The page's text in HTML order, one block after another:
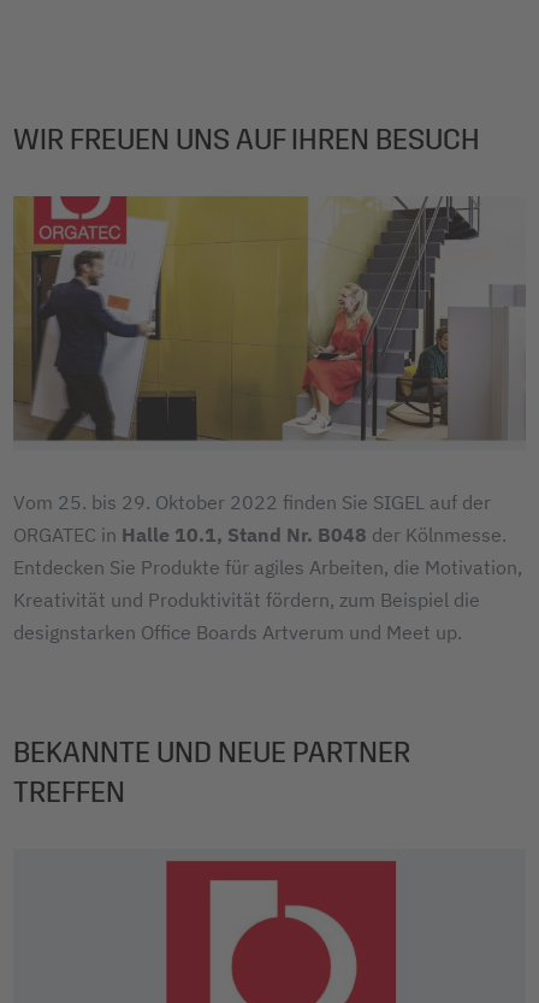
WIR FREUEN UNS AUF IHREN BESUCH
Vom 25. bis 29. Oktober 2022 finden Sie SIGEL auf der
ORGATEC in Halle 10.1, Stand Nr. B048 der Kölnmesse.
Entdecken Sie Produkte für agiles Arbeiten, die Motivation,
Kreativität und Produktivität fördern, zum Beispiel die
designstarken Office Boards Artverum und Meet up.
BEKANNTE UND NEUE PARTNER
TREFFEN